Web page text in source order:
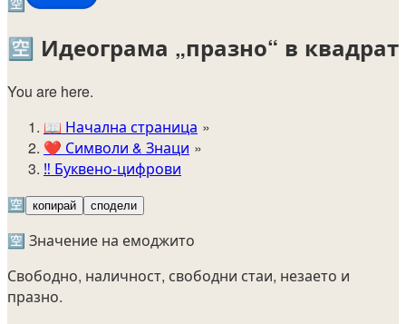
🈳 Идеограма „празно“ в квадрат
You are here.
📖 Начална страница
❤️ Символи & Знаци
‼️ Буквено-цифрови
🈳 копирай сподели
🈳 Значение на емоджито
Свободно, наличност, свободни стаи, незаето и
празно.